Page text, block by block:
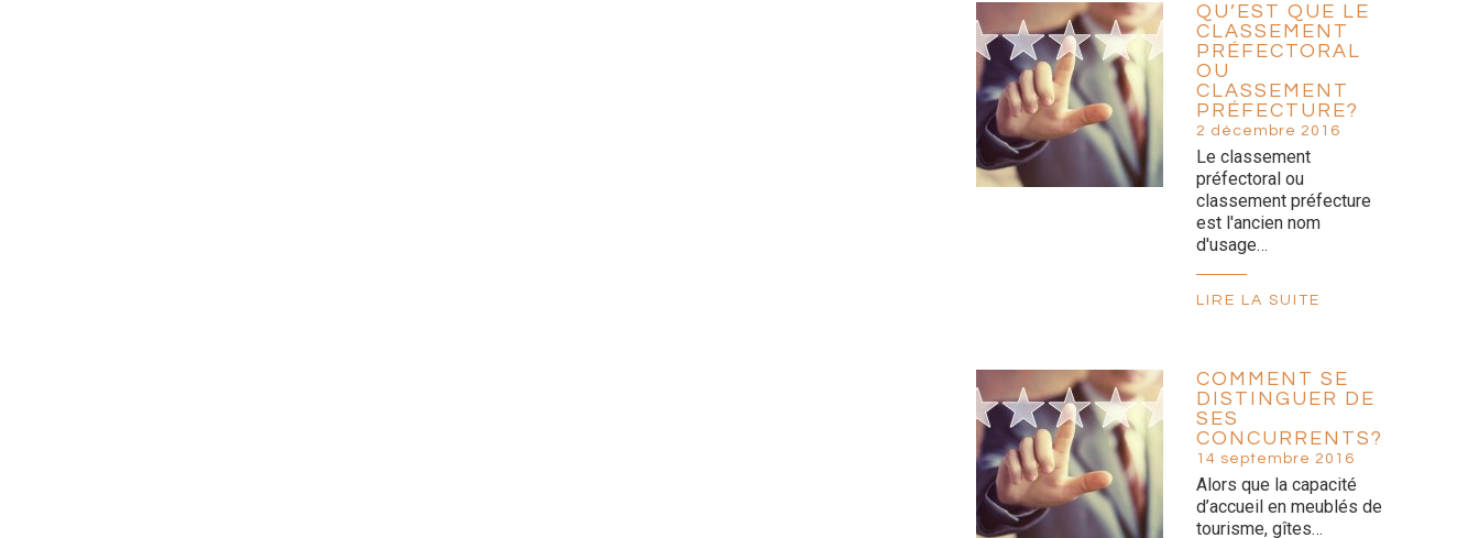
QU’EST QUE LE
CLASSEMENT
PRÉFECTORAL
OU
CLASSEMENT
PRÉFECTURE?
2 décembre 2016
Le classement
préfectoral ou
classement préfecture
est l'ancien nom
d'usage…
LIRE LA SUITE
COMMENT SE
DISTINGUER DE
SES
CONCURRENTS?
14 septembre 2016
Alors que la capacité
d’accueil en meublés de
tourisme, gîtes…